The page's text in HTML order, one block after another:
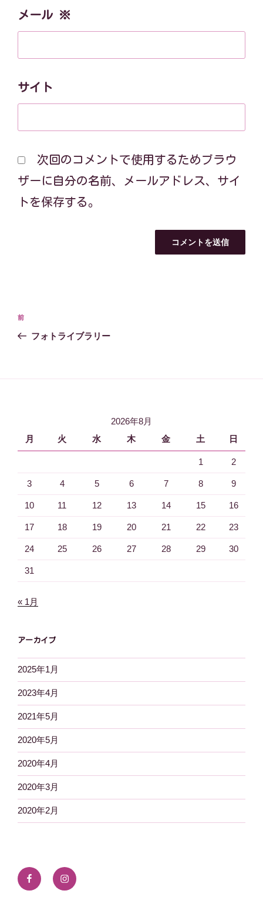
メール ※
サイト
次回のコメントで使用するためブラウ
ザーに自分の名前、メールアドレス、サイ
トを保存する。
ゲ
ン
過
去
前
フォトライブラリー
2026年8月
月
火 水 木 金 土 日
1 2
3 4 5 6 7 8 9
10 11 12 13 14 15 16
17 18 19 20 21 22 23
24 25 26 27 28 29 30
31
« 1月
アーカイブ
2025年1月
2023年4月
2021年5月
2020年5月
2020年4月
2020年3月
2020年2月
FacebookInstagram